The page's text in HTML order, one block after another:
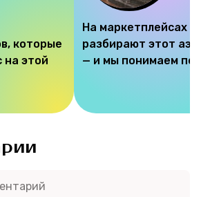
которые
на этой
На маркетплейсах
разбирают этот
— и мы понимаем